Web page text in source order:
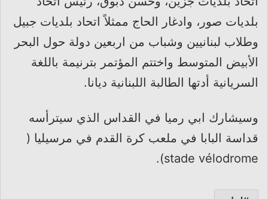
بلديات صور، وادغار الحاج ممثلاً اتحاد بلديات جبيل
وطلاب لبنانيين وشباب من اربعين دولة حول البحر
الأبيض المتوسط واختتم المؤتمر بترنيمة باللغة
السريانية أدتها الطالبة اللبنانية ديانا.
وسيشارك ابي رميا في القداس الذي سيترأسه
قداسة البابا في ملعب كرة القدم في مرسيليا (
stade vélodrome).